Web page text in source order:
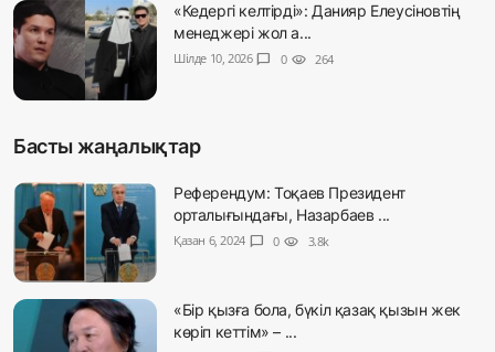
«Кедергі келтірді»: Данияр Елеусіновтің
менеджері жол а...
Шілде 10, 2026 chat_bubble 0 visibility 264
Басты жаңалықтар
Референдум: Тоқаев Президент
орталығындағы, Назарбаев ...
Қазан 6, 2024 chat_bubble 0 visibility 3.8k
«Бір қызға бола, бүкіл қазақ қызын жек
көріп кеттім» – ...